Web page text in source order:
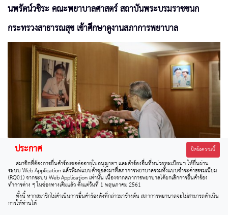
นพรัตน์วชิระ คณะพยาบาลศาสตร์ สถาบันพระบรมราชชนก
กระทรวงสาธารณสุข เข้าศึกษาดูงานสภาการพยาบาล
สภาการพยาบาลร่วมน้อมรำลึกในพระมหากรุณาธิคุณสมเด็จพระ
ศรีนครินทราบรมราชชนนี เนื่องในวันคล้ายวันเสด็จสวรรคต
ประกาศ ปิดข้อความนี้
สมาชิกที่ต้องการยื่นคำร้องขอต่ออายุใบอนุญาตฯ และคำร้องอื่นที่หน่วยทะเบียนฯ ให้ยื่นผ่าน
ระบบ Web Application แล้วพิมพ์แบบคำขอส่งมาที่สภาการพยาบาลรวมทั้งแบบชำระค่าธรรมเนียม
(RQ01) จากระบบ Web Application เท่านั้น เนื่องจากสภาการพยาบาลได้ยกเลิกการยื่นคำร้อง
ทำการต่าง ๆ ในช่องทางเดิมแล้ว ตั้งแต่วันที่ 1 พฤษภาคม 2561
ทั้งนี้ หากสมาชิกไม่ดำเนินการยื่นคำร้องดังที่กล่าวมาข้างต้น สภาการพยาบาลจะไม่สามารถดำเนิน
การให้ท่านได้